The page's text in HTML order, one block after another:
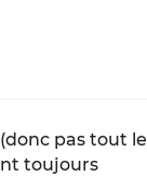
pas tout le
toujours